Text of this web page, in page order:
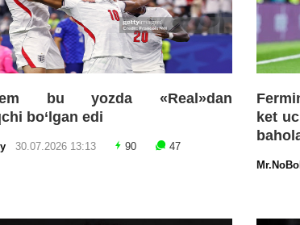
bu yozda «Real»dan
bo‘lgan edi
30.07.2026 13:13 90 47
ket